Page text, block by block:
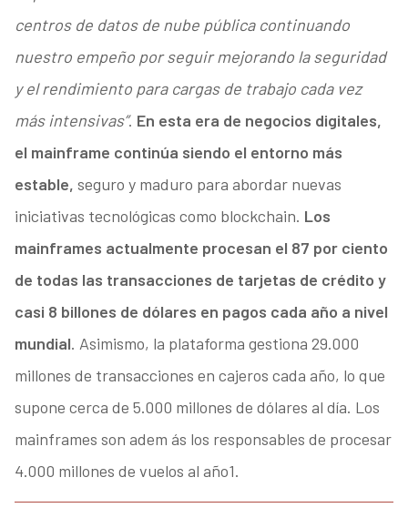
centros de datos de nube pública continuando
nuestro empeño por seguir mejorando la seguridad
y el rendimiento para cargas de trabajo cada vez
más intensivas”. En esta era de negocios digitales,
el mainframe continúa siendo el entorno más
estable, seguro y maduro para abordar nuevas
iniciativas tecnológicas como blockchain. Los
mainframes actualmente procesan el 87 por ciento
de todas las transacciones de tarjetas de crédito y
casi 8 billones de dólares en pagos cada año a nivel
mundial. Asimismo, la plataforma gestiona 29.000
millones de transacciones en cajeros cada año, lo que
supone cerca de 5.000 millones de dólares al día. Los
mainframes son adem ás los responsables de procesar
4.000 millones de vuelos al año1.